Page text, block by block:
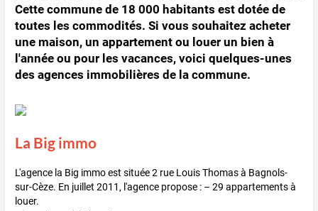
Cette commune de 18 000 habitants est dotée de
toutes les commodités. Si vous souhaitez acheter
une maison, un appartement ou louer un bien à
l'année ou pour les vacances, voici quelques-unes
des agences immobilières de la commune.
La Big immo
L'agence la Big immo est située 2 rue Louis Thomas à Bagnols-
sur-Cèze. En juillet 2011, l'agence propose : – 29 appartements à
louer.